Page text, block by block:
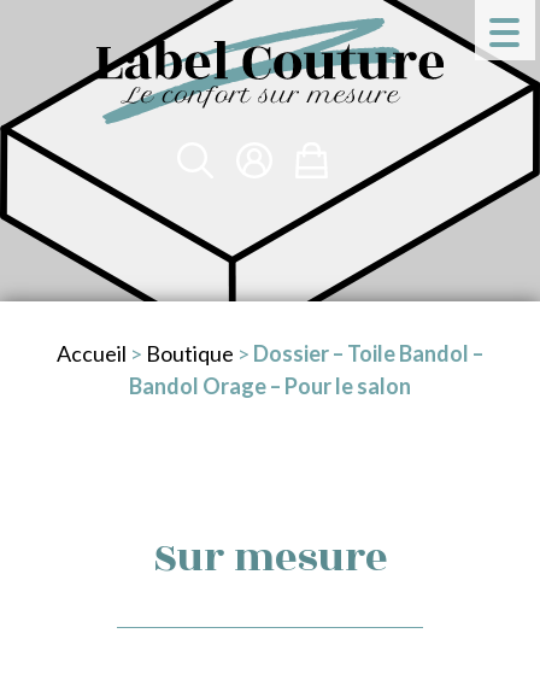
Accueil > Boutique > Dossier – Toile Bandol –
Bandol Orage – Pour le salon
Sur mesure